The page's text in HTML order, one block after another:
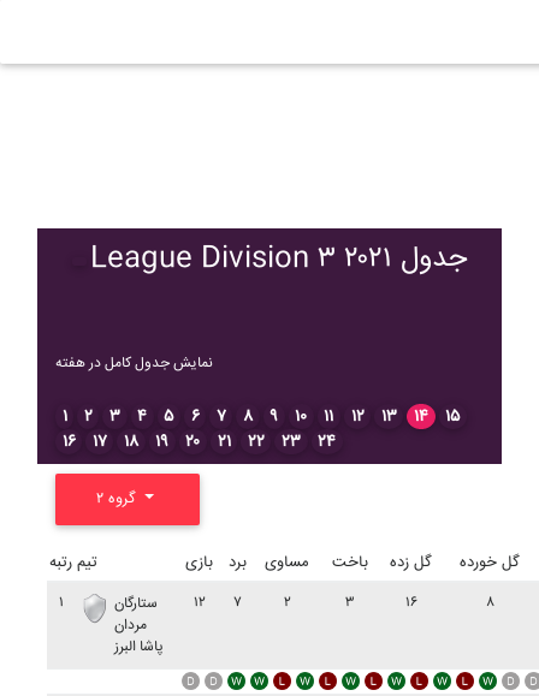
League Division ۳ ۲۰۲۱ جدول
نمایش جدول کامل در هفته
۱ ۲ ۳ ۴ ۵ ۶ ۷ ۸ ۹ ۱۰ ۱۱ ۱۲ ۱۳ ۱۴
۱۵
۱۶
۱۷ ۱۸ ۱۹ ۲۰ ۲۱ ۲۲ ۲۳ ۲۴
رتبه تیم بازی برد مساوی باخت گل زده گل خورده
۱
ستارگان
مردان
پاشا البرز
۱۲ ۷ ۲ ۳ ۱۶ ۸